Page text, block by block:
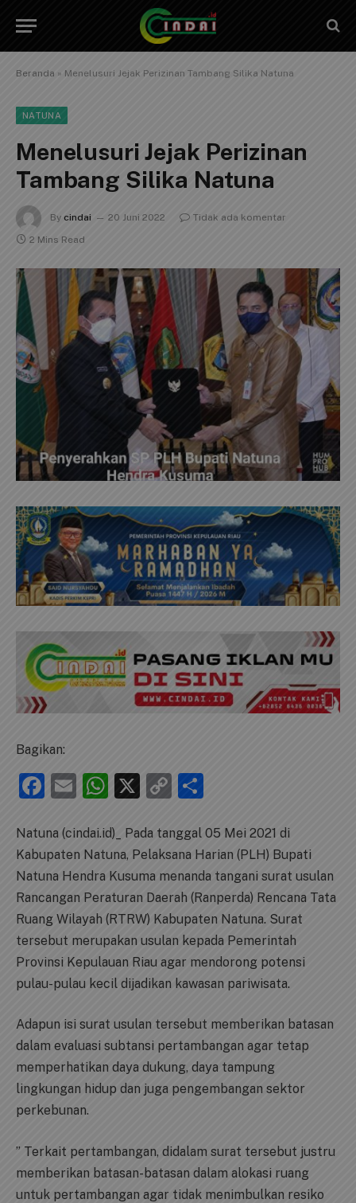
Beranda » Menelusuri Jejak Perizinan Tambang Silika Natuna
NATUNA
Menelusuri Jejak Perizinan
Tambang Silika Natuna
By cindai 20 Juni 2022
Tidak ada komentar
2 Mins Read
Bagikan:
Facebook
EmailWhatsApp
X
Copy
Natuna (cindai.id)_ Pada tanggal 05 Mei 2021 di
Kabupaten Natuna, Pelaksana Harian (PLH) Bupati
Natuna Hendra Kusuma menanda tangani surat usulan
Rancangan Peraturan Daerah (Ranperda) Rencana Tata
Ruang Wilayah (RTRW) Kabupaten Natuna. Surat
tersebut merupakan usulan kepada Pemerintah
Provinsi Kepulauan Riau agar mendorong potensi
pulau-pulau kecil dijadikan kawasan pariwisata.
Adapun isi surat usulan tersebut memberikan batasan
dalam evaluasi subtansi pertambangan agar tetap
memperhatikan daya dukung, daya tampung
lingkungan hidup dan juga pengembangan sektor
perkebunan.
” Terkait pertambangan, didalam surat tersebut justru
memberikan batasan-batasan dalam alokasi ruang
untuk pertambangan agar tidak menimbulkan resiko